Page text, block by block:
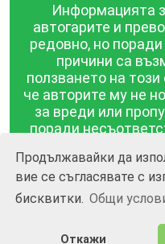
Продължавайки да
вие се съгласявате с
бисквитки. Общи
Откажи
Информацията
автогарите и
редовно, но
причини са
ползването на
че авторите му не
за вреди или
поради
публикувана в
такава
съответствието
BGrazpisanie.com ©